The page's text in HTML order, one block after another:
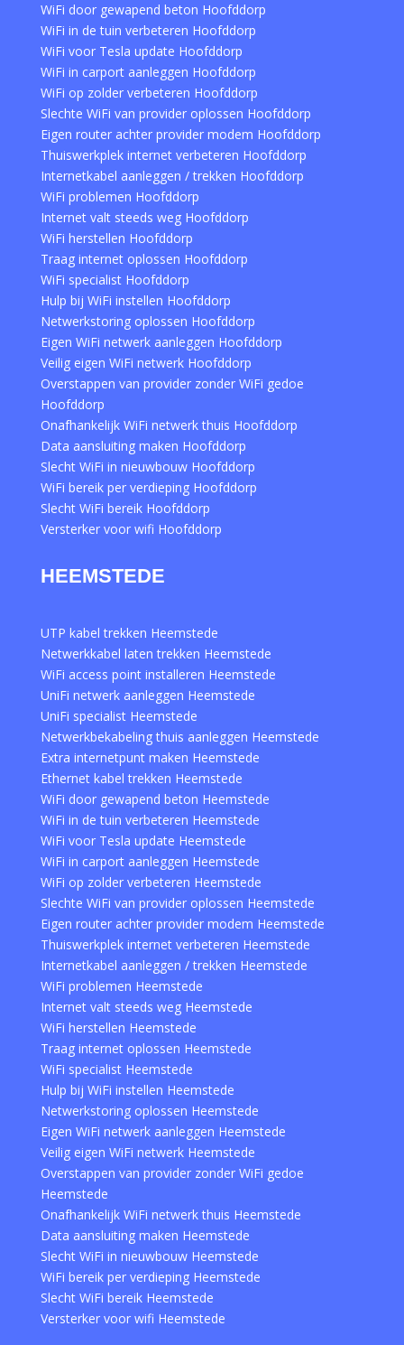
WiFi door gewapend beton Hoofddorp
WiFi in de tuin verbeteren Hoofddorp
WiFi voor Tesla update Hoofddorp
WiFi in carport aanleggen Hoofddorp
WiFi op zolder verbeteren Hoofddorp
Slechte WiFi van provider oplossen Hoofddorp
Eigen router achter provider modem Hoofddorp
Thuiswerkplek internet verbeteren Hoofddorp
Internetkabel aanleggen / trekken Hoofddorp
WiFi problemen Hoofddorp
Internet valt steeds weg Hoofddorp
WiFi herstellen Hoofddorp
Traag internet oplossen Hoofddorp
WiFi specialist Hoofddorp
Hulp bij WiFi instellen Hoofddorp
Netwerkstoring oplossen Hoofddorp
Eigen WiFi netwerk aanleggen Hoofddorp
Veilig eigen WiFi netwerk Hoofddorp
Overstappen van provider zonder WiFi gedoe
Hoofddorp
Onafhankelijk WiFi netwerk thuis Hoofddorp
Data aansluiting maken Hoofddorp
Slecht WiFi in nieuwbouw Hoofddorp
WiFi bereik per verdieping Hoofddorp
Slecht WiFi bereik Hoofddorp
Versterker voor wifi Hoofddorp
HEEMSTEDE
UTP kabel trekken Heemstede
Netwerkkabel laten trekken Heemstede
WiFi access point installeren Heemstede
UniFi netwerk aanleggen Heemstede
UniFi specialist Heemstede
Netwerkbekabeling thuis aanleggen Heemstede
Extra internetpunt maken Heemstede
Ethernet kabel trekken Heemstede
WiFi door gewapend beton Heemstede
WiFi in de tuin verbeteren Heemstede
WiFi voor Tesla update Heemstede
WiFi in carport aanleggen Heemstede
WiFi op zolder verbeteren Heemstede
Slechte WiFi van provider oplossen Heemstede
Eigen router achter provider modem Heemstede
Thuiswerkplek internet verbeteren Heemstede
Internetkabel aanleggen / trekken Heemstede
WiFi problemen Heemstede
Internet valt steeds weg Heemstede
WiFi herstellen Heemstede
Traag internet oplossen Heemstede
WiFi specialist Heemstede
Hulp bij WiFi instellen Heemstede
Netwerkstoring oplossen Heemstede
Eigen WiFi netwerk aanleggen Heemstede
Veilig eigen WiFi netwerk Heemstede
Overstappen van provider zonder WiFi gedoe
Heemstede
Onafhankelijk WiFi netwerk thuis Heemstede
Data aansluiting maken Heemstede
Slecht WiFi in nieuwbouw Heemstede
WiFi bereik per verdieping Heemstede
Slecht WiFi bereik Heemstede
Versterker voor wifi Heemstede